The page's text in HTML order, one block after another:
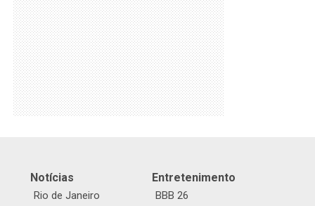
Notícias
Rio de Janeiro
Entretenimento
BBB 26